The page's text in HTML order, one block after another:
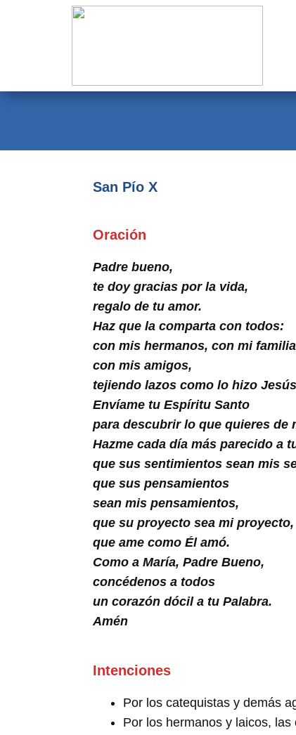
Calendario
Pastoral Vocacional
San Pío X
Oración
Padre bueno,
te doy gracias por la vida,
regalo de tu amor.
Haz que la comparta con todos:
con mis hermanos, con mi
con mis amigos,
tejiendo lazos como lo hizo
Envíame tu Espíritu Santo
para descubrir lo que quieres de
Hazme cada día más parecido a
que sus sentimientos sean mis
que sus pensamientos
sean mis pensamientos,
que su proyecto sea mi proyecto,
que ame como Él amó.
Como a María, Padre Bueno,
concédenos a todos
un corazón dócil a tu Palabra.
Amén
Intenciones
Por los catequistas y demás
Por los hermanos y laicos,